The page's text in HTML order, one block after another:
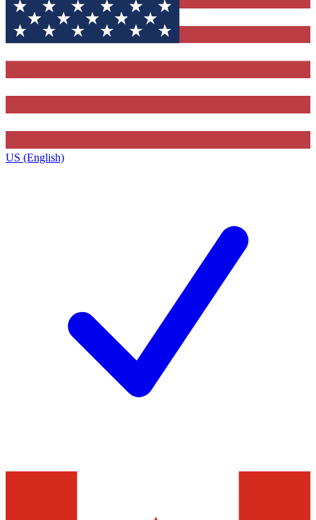
US (English)